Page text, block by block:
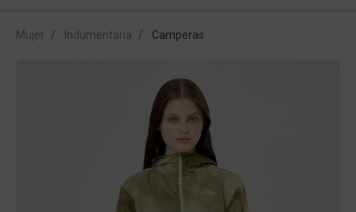
Mujer Indumentaria Camperas